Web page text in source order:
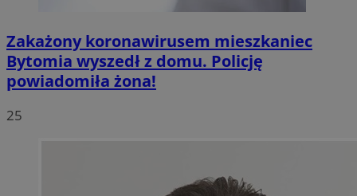
Zakażony koronawirusem mieszkaniec
Bytomia wyszedł z domu. Policję
powiadomiła żona!
25